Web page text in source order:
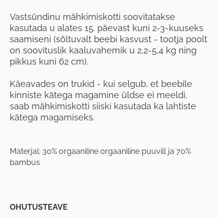
Vastsündinu mähkimiskotti soovitatakse
kasutada u alates 15. päevast kuni 2-3-kuuseks
saamiseni (sõltuvalt beebi kasvust - tootja poolt
on soovituslik kaaluvahemik u 2,2-5,4 kg ning
pikkus kuni 62 cm).
Käeavades on trukid - kui selgub, et beebile
kinniste kätega magamine üldse ei meeldi,
saab mähkimiskotti siiski kasutada ka lahtiste
kätega magamiseks.
Materjal: 30% orgaaniline orgaaniline puuvill ja 70%
bambus
OHUTUSTEAVE